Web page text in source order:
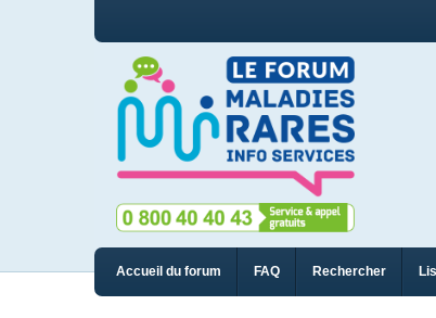
Accueil du forum FAQ Rechercher